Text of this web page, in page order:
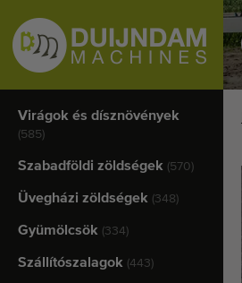
Virágok és dísznövények
(585)
Szabadföldi zöldségek (570)
Üvegházi zöldségek (348)
Gyümölcsök (334)
Szállítószalagok (443)